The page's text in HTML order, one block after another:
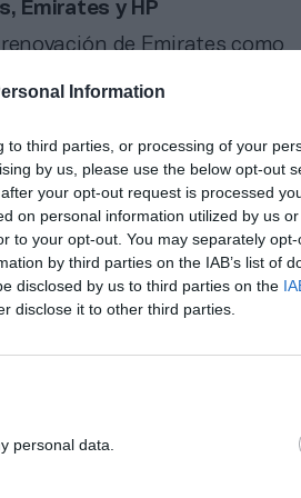
Information
to third parties, or processing of your
by us, please use the below opt-out
your opt-out request is processed
on personal information utilized by us
to your opt-out. You may separately
by third parties on the IAB’s list of
disclosed by us to third parties on the
disclose it to other third parties.
personal data.
Emirates y HP
de Emirates como
Emirates ha permitido al club
de la ropa de entrenamiento y
de la camiseta de juego. El
esta temporada coincide
esta disciplina, donde
la Euroligay la propia
la continuidad de sus
de